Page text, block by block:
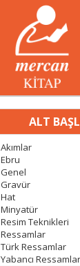
ALT
Akımlar
Ebru
Genel
Gravür
Hat
Minyatür
Resim Teknikleri
Ressamlar
Türk Ressamlar
Yabancı Ressamlar